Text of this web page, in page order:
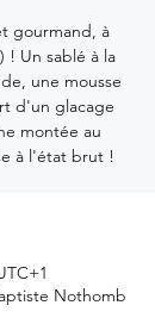
gourmand, à
! Un sablé à la
une mousse
d'un glacage
montée au
à l'état brut !
Nothomb